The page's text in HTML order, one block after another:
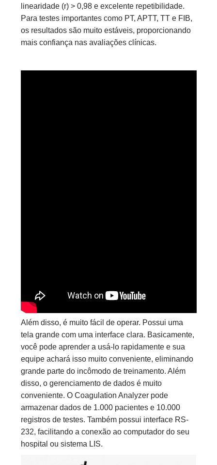
linearidade (r) > 0,98 e excelente repetibilidade.
Para testes importantes como PT, APTT, TT e FIB,
os resultados são muito estáveis, proporcionando
mais confiança nas avaliações clínicas.
Além disso, é muito fácil de operar. Possui uma
tela grande com uma interface clara. Basicamente,
você pode aprender a usá-lo rapidamente e sua
equipe achará isso muito conveniente, eliminando
grande parte do incômodo de treinamento. Além
disso, o gerenciamento de dados é muito
conveniente. O Coagulation Analyzer pode
armazenar dados de 1.000 pacientes e 10.000
registros de testes. Também possui interface RS-
232, facilitando a conexão ao computador do seu
hospital ou sistema LIS.